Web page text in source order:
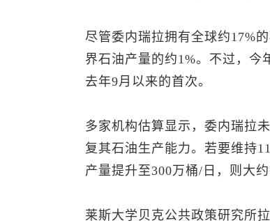
尽管委内瑞拉拥有全球约17%
界石油产量的约1%。不过，今
去年9月以来的首次。
多家机构估算显示，委内瑞拉
复其石油生产能力。若要维持
产量提升至300万桶/日，则大
莱斯大学贝克公共政策研究所